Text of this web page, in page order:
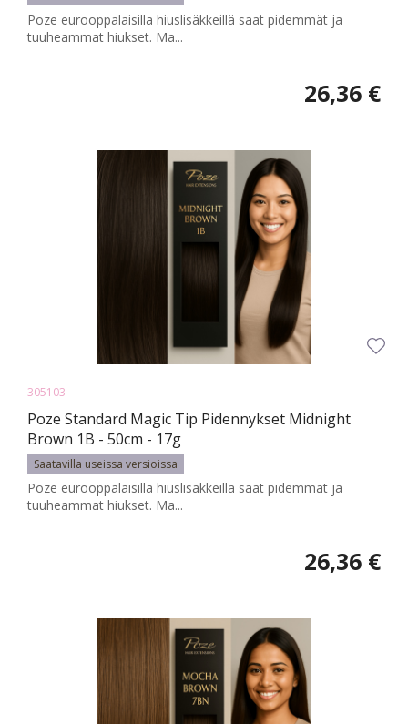
Poze eurooppalaisilla hiuslisäkkeillä saat pidemmät ja
tuuheammat hiukset. Ma...
26,36 €
305103
Poze Standard Magic Tip Pidennykset Midnight
Brown 1B - 50cm - 17g
Saatavilla useissa versioissa
Poze eurooppalaisilla hiuslisäkkeillä saat pidemmät ja
tuuheammat hiukset. Ma...
26,36 €